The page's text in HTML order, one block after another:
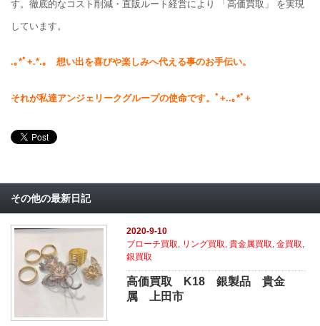
す。徹底的なコスト削減・直販ルート経営により 「高価買取」 を実現
しています。
.｡*ﾟ+.*.｡ 想い出を喜びや楽しみへ代える事のお手伝い。
それが私達アンジェリークグループの使命です。 ﾟ+..｡*ﾟ+
その他の最新日記
2020-9-10
ブローチ買取, リング買取,貴金属買取,金買取,
銀買取
高価買取 K18 銀製品 貴金
属 上田市